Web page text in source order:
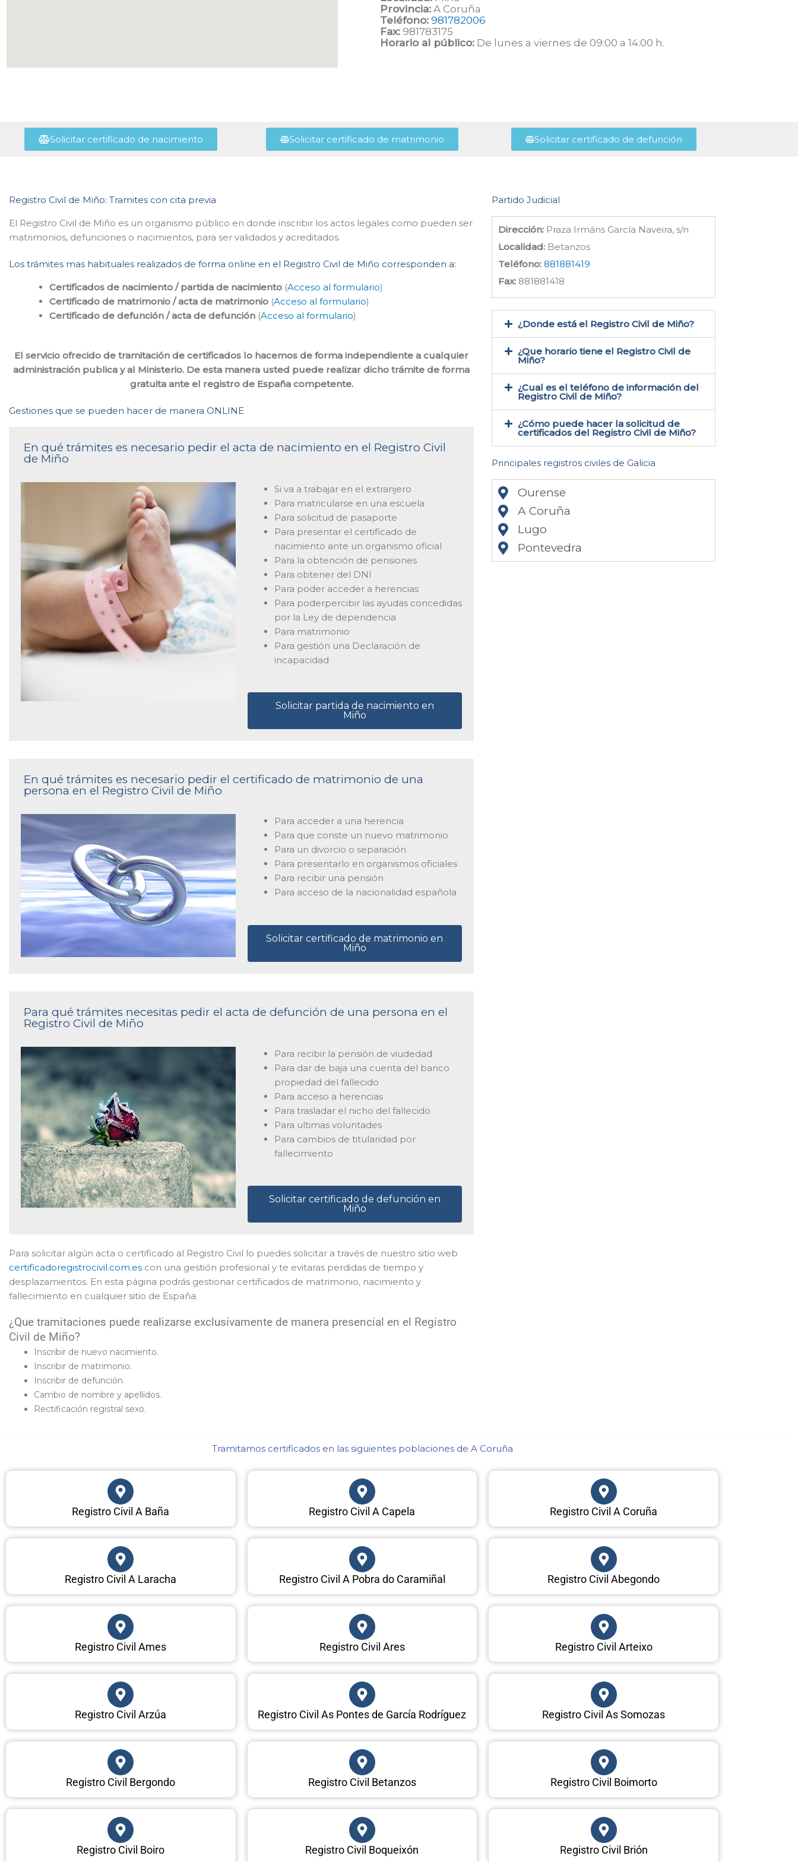
Provincia: A Coruña
Teléfono: 981782006
Fax: 981783175
Horario al público: De lunes a viernes de 09:00 a 14:00 h.
Solicitar certificado de nacimiento Solicitar certificado de matrimonio Solicitar certificado de defunción
Registro Civil de Miño: Tramites con cita previa
El Registro Civil de Miño es un organismo público en donde inscribir los actos legales como pueden ser
matrimonios, defunciones o nacimientos, para ser validados y acreditados.
Los trámites mas habituales realizados de forma online en el Registro Civil de Miño corresponden a:
Certificados de nacimiento / partida de nacimiento(Acceso al formulario)
Certificado de matrimonio / acta de matrimonio(Acceso al formulario)
Certificado de defunción / acta de defunción(Acceso al formulario)
El servicio ofrecido de tramitación de certificados lo hacemos de forma independiente a cualquier
administración publica y al Ministerio. De esta manera usted puede realizar dicho trámite de forma
gratuita ante el registro de España competente.
Gestiones que se pueden hacer de manera ONLINE
En qué trámites es necesario pedir el acta de nacimiento en el Registro Civil
de Miño
Si va a trabajar en el extranjero
Para matricularse en una escuela
Para solicitud de pasaporte
Para presentar el certificado de
nacimiento ante un organismo oficial
Para la obtención de pensiones
Para obtener del DNI
Para poder acceder a herencias
Para poderpercibir las ayudas concedidas
por la Ley de dependencia
Para matrimonio
Para gestión una Declaración de
incapacidad
Solicitar partida de nacimiento en
Miño
En qué trámites es necesario pedir el certificado de matrimonio de una
persona en el Registro Civil de Miño
Para acceder a una herencia
Para que conste un nuevo matrimonio
Para un divorcio o separación
Para presentarlo en organismos oficiales
Para recibir una pensión
Para acceso de la nacionalidad española
Solicitar certificado de matrimonio en
Miño
Para qué trámites necesitas pedir el acta de defunción de una persona en el
Registro Civil de Miño
Para recibir la pensión de viudedad
Para dar de baja una cuenta del banco
propiedad del fallecido
Para acceso a herencias
Para trasladar el nicho del fallecido
Para ultimas voluntades
Para cambios de titularidad por
fallecimiento
Solicitar certificado de defunción en
Miño
Para solicitar algún acta o certificado al Registro Civil lo puedes solicitar a través de nuestro sitio web
certificadoregistrocivil.com.es con una gestión profesional y te evitaras perdidas de tiempo y
desplazamientos. En esta página podrás gestionar certificados de matrimonio, nacimiento y
fallecimiento en cualquier sitio de España.
¿Que tramitaciones puede realizarse exclusivamente de manera presencial en el Registro
Civil de Miño?
Inscribir de nuevo nacimiento.
Inscribir de matrimonio.
Inscribir de defunción.
Cambio de nombre y apellidos.
Rectificación registral sexo.
Partido Judicial
Dirección: Praza Irmáns García Naveira, s/n
Localidad: Betanzos
Teléfono: 881881419
Fax: 881881418
¿Donde está el Registro Civil de Miño​?
¿Que horario tiene el Registro Civil de
Miño?
¿Cual es el teléfono de información del
Registro Civil de Miño​?
¿Cómo puede hacer la solicitud de
certificados del Registro Civil de Miño​?
Principales registros civiles de Galicia
Ourense
A Coruña
Lugo
Pontevedra
Tramitamos certificados en las siguientes poblaciones de A Coruña​
Registro Civil A Baña Registro Civil A Capela Registro Civil A Coruña
Registro Civil A Laracha Registro Civil A Pobra do Caramiñal Registro Civil Abegondo
Registro Civil Ames Registro Civil Ares Registro Civil Arteixo
Registro Civil Arzúa Registro Civil As Pontes de García Rodríguez Registro Civil As Somozas
Registro Civil Bergondo Registro Civil Betanzos Registro Civil Boimorto
Registro Civil Boiro Registro Civil Boqueixón Registro Civil Brión